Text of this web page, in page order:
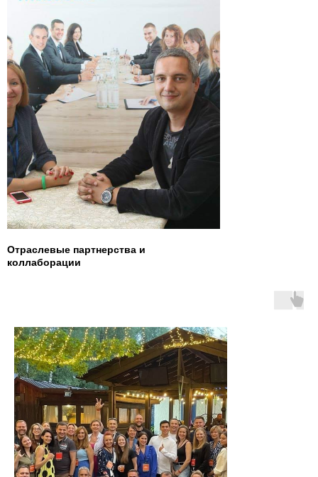
Отраcлевые партнерства и
коллаборации